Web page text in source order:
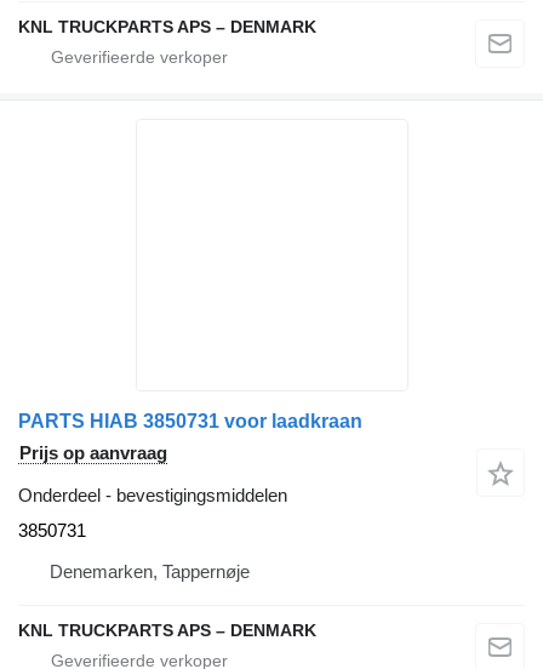
KNL TRUCKPARTS APS – DENMARK
PARTS HIAB 3850731 voor laadkraan
Prijs op aanvraag
Onderdeel - bevestigingsmiddelen
3850731
Denemarken, Tappernøje
KNL TRUCKPARTS APS – DENMARK